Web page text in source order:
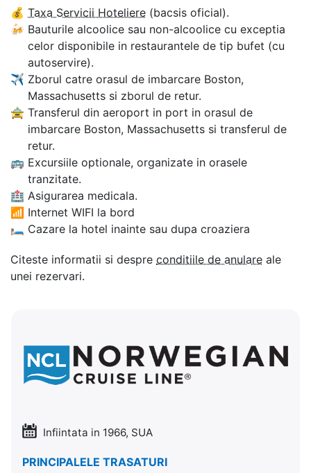
💰 Taxa Servicii Hoteliere (bacsis oficial).
🍻 Bauturile alcoolice sau non-alcoolice cu exceptia
celor disponibile in restaurantele de tip bufet (cu
autoservire).
✈ Zborul catre orasul de imbarcare Boston,
Massachusetts si zborul de retur.
🚖 Transferul din aeroport in port in orasul de
imbarcare Boston, Massachusetts si transferul de
retur.
🚌 Excursiile optionale, organizate in orasele
tranzitate.
🏥 Asigurarea medicala.
📶 Internet WIFI la bord
🛏 Cazare la hotel inainte sau dupa croaziera
Citeste informatii si despre conditiile de anulare ale
unei rezervari.
Infiintata in 1966, SUA
PRINCIPALELE TRASATURI